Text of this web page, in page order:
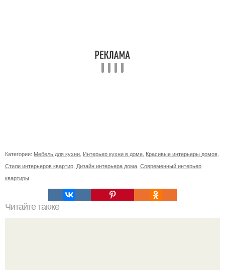
Категории: Мебель для кухни, Интерьер кухни в доме, Красивые интерьеры домов,
Стили интерьеров квартир, Дизайн интерьера дома, Современный интерьер
квартиры
Читайте также